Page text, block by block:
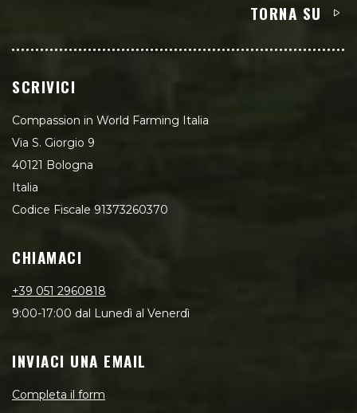
TORNA SU
SCRIVICI
Compassion in World Farming Italia
Via S. Giorgio 9
40121 Bologna
Italia
Codice Fiscale 91373260370
CHIAMACI
+39 051 2960818
9:00-17:00 dal Lunedì al Venerdì
INVIACI UNA EMAIL
Completa il form